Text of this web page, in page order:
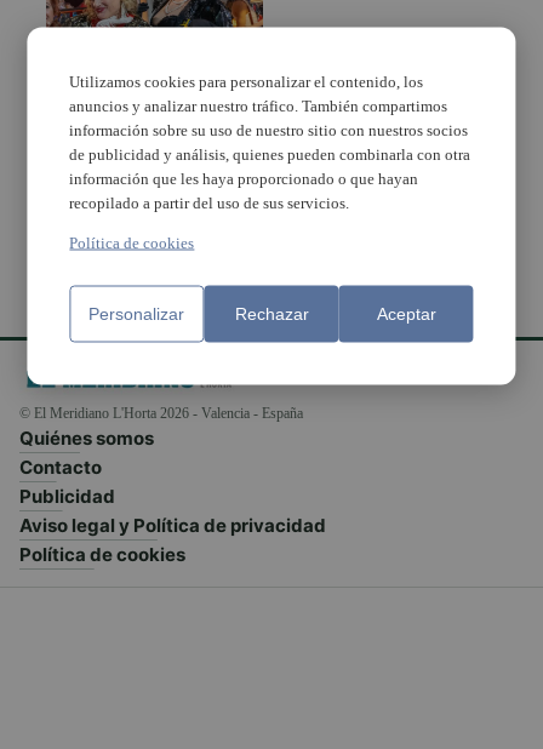
À Punt dona la
campanada apostant
per la música i l’humor
en Cap d’Any
© El Meridiano L'Horta 2026 - Valencia - España
Quiénes somos
Contacto
Publicidad
Aviso legal y Política de privacidad
Política de cookies
Utilizamos cookies para personalizar el contenido, los
anuncios y analizar nuestro tráfico. También compartimos
información sobre su uso de nuestro sitio con nuestros socios
de publicidad y análisis, quienes pueden combinarla con otra
información que les haya proporcionado o que hayan
recopilado a partir del uso de sus servicios.
Política de cookies
Personalizar Rechazar Aceptar